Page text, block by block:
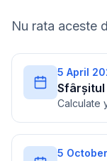
Nu rata aceste
5 April
Calculate
5